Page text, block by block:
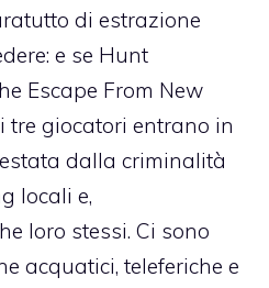
di estrazione
e se Hunt
Escape From New
tre giocatori entrano in
dalla criminalità
locali e,
loro stessi. Ci sono
acquatici, teleferiche e